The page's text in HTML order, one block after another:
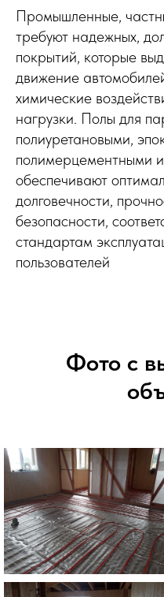
Промышленные,
требуют надежных,
покрытий, которые
движение
химические
нагрузки. Полы для
полиуретановыми,
полимерцементными
обеспечивают
долговечности,
безопасности,
стандартам
пользователей
Фото с